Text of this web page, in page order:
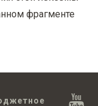
фрагменте